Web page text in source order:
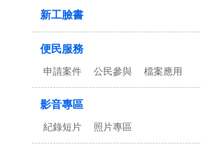
新工臉書
便民服務
申請案件 公民參與 檔案應用
影音專區
紀錄短片 照片專區